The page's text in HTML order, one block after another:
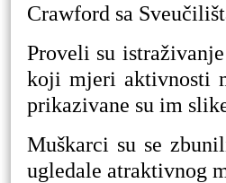
Crawford sa
Proveli su
koji mjeri aktivnosti
prikazivane su im
Muškarci su se
ugledale atraktivnog